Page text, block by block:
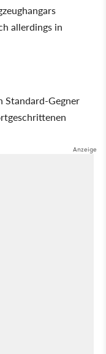
allerdings in
Standard-Gegner